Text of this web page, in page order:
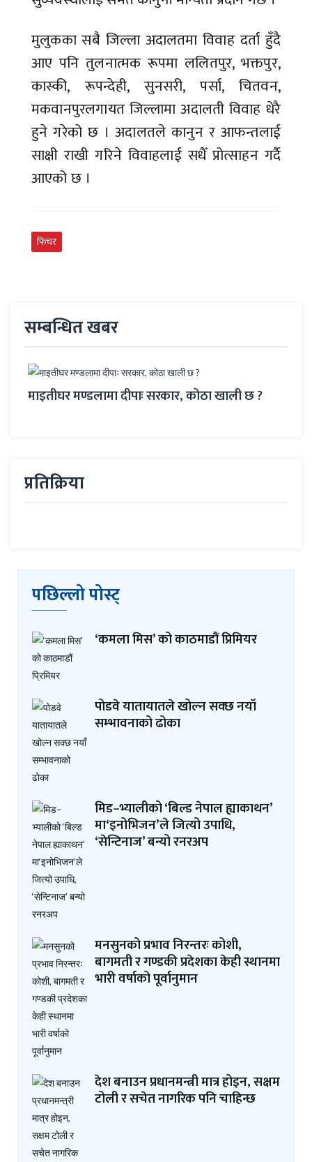
मुलुकका सबै जिल्ला अदालतमा विवाह दर्ता हुँदै
आए पनि तुलनात्मक रूपमा ललितपुर, भक्तपुर,
कास्की, रूपन्देही, सुनसरी, पर्सा, चितवन,
मकवानपुरलगायत जिल्लामा अदालती विवाह धेरै
हुने गरेको छ । अदालतले कानुन र आफन्तलाई
साक्षी राखी गरिने विवाहलाई सधैँ प्रोत्साहन गर्दै
आएको छ ।
फिचर
सम्बन्धित खबर
माइतीघर मण्डलामा दीपाः सरकार, कोठा खाली छ ?
प्रतिक्रिया
पछिल्लो पोस्ट्
‘कमला मिस’ को काठमाडौं प्रिमियर
पोडवे यातायातले खोल्न सक्छ नयाँ
सम्भावनाको ढोका
मिड–भ्यालीको ‘बिल्ड नेपाल ह्याकाथन’
मा‘इनोभिजन’ले जित्यो उपाधि,
‘सेन्टिनाज’ बन्यो रनरअप
मनसुनको प्रभाव निरन्तरः कोशी,
बागमती र गण्डकी प्रदेशका केही स्थानमा
भारी वर्षाको पूर्वानुमान
देश बनाउन प्रधानमन्त्री मात्र होइन, सक्षम
टोली र सचेत नागरिक पनि चाहिन्छ